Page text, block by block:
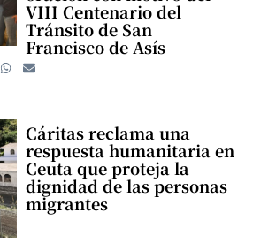
VIII Centenario del
Tránsito de San
Francisco de Asís
Cáritas reclama una
respuesta humanitaria en
Ceuta que proteja la
dignidad de las personas
migrantes